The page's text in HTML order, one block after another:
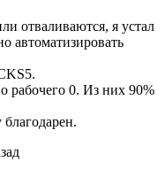
отваливаются, я устал
автоматизировать
рабочего 0. Из них 90%